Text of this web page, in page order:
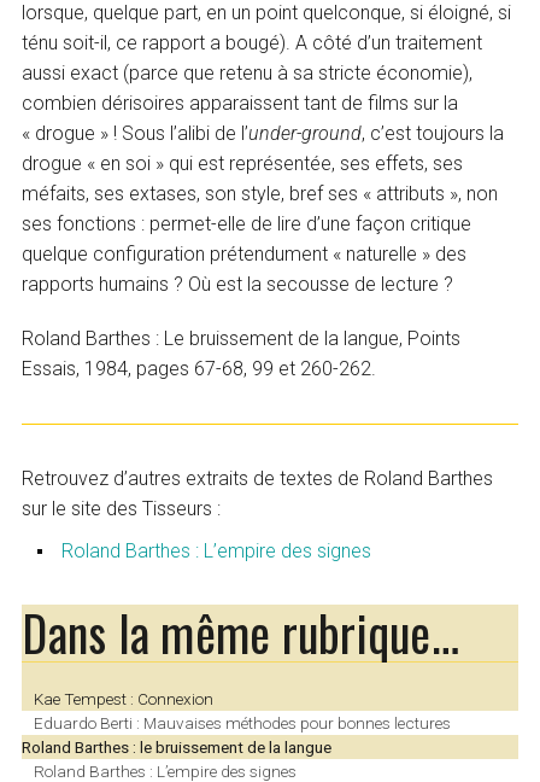
lorsque, quelque part, en un point quelconque, si éloigné, si
ténu soit-il, ce rapport a bougé). A côté d’un traitement
aussi exact (parce que retenu à sa stricte économie),
combien dérisoires apparaissent tant de films sur la
« drogue » ! Sous l’alibi de l’under-ground, c’est toujours la
drogue « en soi » qui est représentée, ses effets, ses
méfaits, ses extases, son style, bref ses « attributs », non
ses fonctions : permet-elle de lire d’une façon critique
quelque configuration prétendument « naturelle » des
rapports humains ? Où est la secousse de lecture ?
Roland Barthes : Le bruissement de la langue, Points
Essais, 1984, pages 67-68, 99 et 260-262.
Retrouvez d’autres extraits de textes de Roland Barthes
sur le site des Tisseurs :
Roland Barthes : L’empire des signes
Dans la même rubrique…
Kae Tempest : Connexion
Eduardo Berti : Mauvaises méthodes pour bonnes lectures
Roland Barthes : le bruissement de la langue
Roland Barthes : L’empire des signes